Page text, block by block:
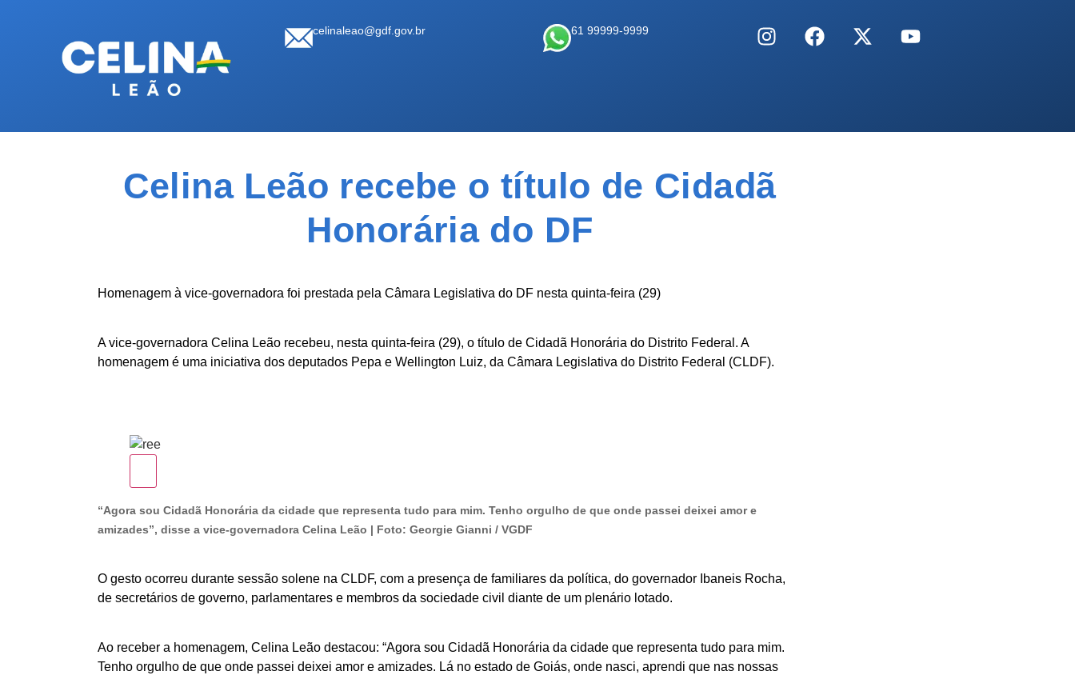
celinaleao@gdf.gov.br 61 99999-9999
Celina Leão recebe o título de Cidadã
Honorária do DF
Homenagem à vice-governadora foi prestada pela Câmara Legislativa do DF nesta quinta-feira (29)
A vice-governadora Celina Leão recebeu, nesta quinta-feira (29), o título de Cidadã Honorária do Distrito Federal. A
homenagem é uma iniciativa dos deputados Pepa e Wellington Luiz, da Câmara Legislativa do Distrito Federal (CLDF).
“Agora sou Cidadã Honorária da cidade que representa tudo para mim. Tenho orgulho de que onde passei deixei amor e
amizades”, disse a vice-governadora Celina Leão | Foto: Georgie Gianni / VGDF
O gesto ocorreu durante sessão solene na CLDF, com a presença de familiares da política, do governador Ibaneis Rocha,
de secretários de governo, parlamentares e membros da sociedade civil diante de um plenário lotado.
Ao receber a homenagem, Celina Leão destacou: “Agora sou Cidadã Honorária da cidade que representa tudo para mim.
Tenho orgulho de que onde passei deixei amor e amizades. Lá no estado de Goiás, onde nasci, aprendi que nas nossas